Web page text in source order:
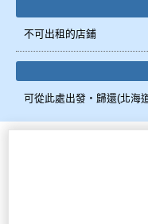
不可出租的店鋪
可從此處出發・歸還(北海